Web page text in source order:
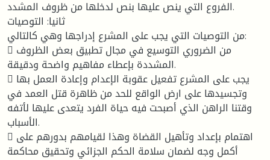
الفروع التي ينص عليها بنص لدخلها من ظروف المشدد.
ثانيا: التوصيات
من التوصيات التي يجب على المشرع إدراجها وهي كالتالي:
 من الضروري التوسيع في مجال تطبيق بعض الظروف
المشددة بإعطاء مفاهيم واضحة ودقيقة.
 يجب على المشرع تفعيل عقوبة الإعدام وإعادة العمل بها
وتجسيدها على ارض الواقع للحد من ظاهرة قتل العمد في
وقتنا الراهن الذي أصبحت فيه حياة الفرد يتعدى عليها لأتفه
الأسباب.
 اهتمام بإعداد وتأهيل القضاة وهذا لقيامهم بدورهم على
أكمل وجه لضمان سلامة الحكم الجزائي وتحقيق محاكمة